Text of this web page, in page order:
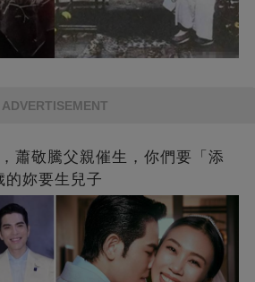
ADVERTISEMENT
蕭敬騰父親催生，你們要「添
妳要生兒子